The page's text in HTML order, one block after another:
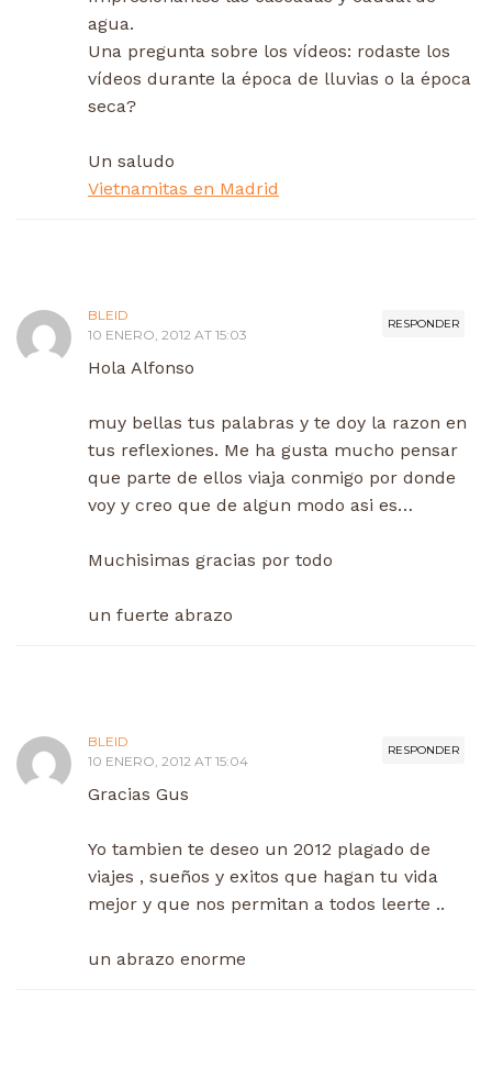
agua.
Una pregunta sobre los vídeos: rodaste los
vídeos durante la época de lluvias o la época
seca?
Un saludo
Vietnamitas en Madrid
RESPONDER
BLEID
10 ENERO, 2012 AT 15:03
Hola Alfonso
muy bellas tus palabras y te doy la razon en
tus reflexiones. Me ha gusta mucho pensar
que parte de ellos viaja conmigo por donde
voy y creo que de algun modo asi es…
Muchisimas gracias por todo
un fuerte abrazo
RESPONDER
BLEID
10 ENERO, 2012 AT 15:04
Gracias Gus
Yo tambien te deseo un 2012 plagado de
viajes , sueños y exitos que hagan tu vida
mejor y que nos permitan a todos leerte ..
un abrazo enorme